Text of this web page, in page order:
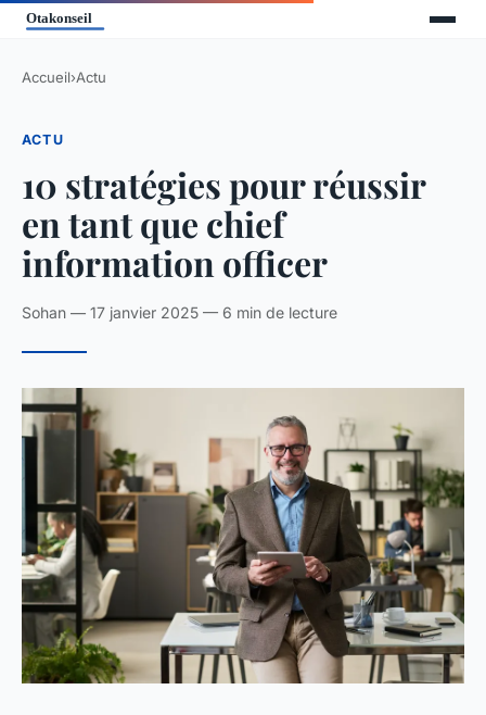
Accueil›Actu
ACTU
10 stratégies pour réussir
en tant que chief
information officer
Sohan — 17 janvier 2025 — 6 min de lecture